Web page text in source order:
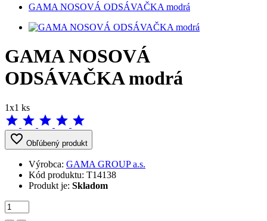
GAMA NOSOVÁ ODSÁVAČKA modrá
GAMA NOSOVÁ
ODSÁVAČKA modrá
1x1 ks
star star star star star
favorite_border Obľúbený produkt
Výrobca: GAMA GROUP a.s.
Kód produktu: T14138
Produkt je: Skladom